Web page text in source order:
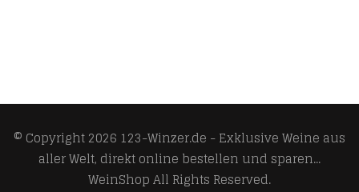
© Copyright 2026 123-Winzer.de - Exklusive Weine aus
aller Welt, direkt online bestellen und sparen...
WeinShopAll Rights Reserved.